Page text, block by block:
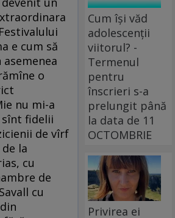
e cum să
o
nu mi-a
sînt fidelii
de vîrf
la
cu
de
cu
Cum își văd
adolescenții
viitorul? -
Termenul
pentru
înscrieri s-a
prelungit până
la data de 11
OCTOMBRIE
Privirea ei